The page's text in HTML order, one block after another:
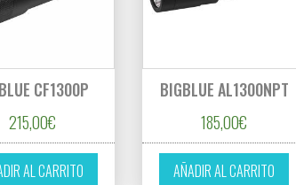
CF1300P
215,00€
AL CARRITO
BIGBLUE AL1300NPT
185,00€
AÑADIR AL CARRITO